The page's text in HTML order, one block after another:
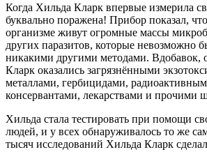
Когда Хильда Кларк впервые измерила
буквально поражена! Прибор показал,
организме живут огромные массы
других паразитов, которые невозможно
никакими другими методами. Вдобавок,
Кларк оказались загрязнёнными
металлами, гербицидами,
консервантами, лекарствами и прочими
Хильда стала тестировать при помощи
людей, и у всех обнаруживалось то же
тысяч исследований Хильда Кларк